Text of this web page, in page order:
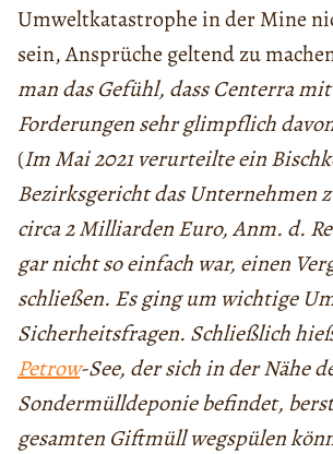
Umweltkatastrophe in der Mine
sein, Ansprüche geltend zu
man das Gefühl, dass Centerra
Forderungen sehr glimpflich
(Im Mai 2021 verurteilte ein
Bezirksgericht das Unternehmen
circa 2 Milliarden Euro, Anm. d.
gar nicht so einfach war, einen
schließen. Es ging um wichtige
Sicherheitsfragen. Schließlich
Petrow-See, der sich in der Nähe
Sondermülldeponie befindet,
gesamten Giftmüll wegspülen